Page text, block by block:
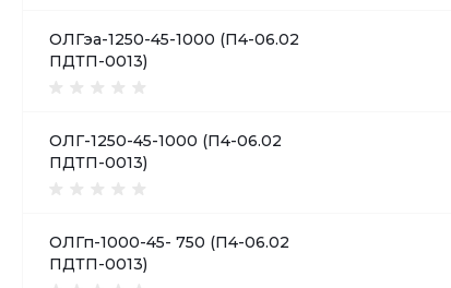
ОЛГэа-1250-45-1000 (П4-06.02
ПДТП-0013)
ОЛГ-1250-45-1000 (П4-06.02
ПДТП-0013)
ОЛГп-1000-45- 750 (П4-06.02
ПДТП-0013)